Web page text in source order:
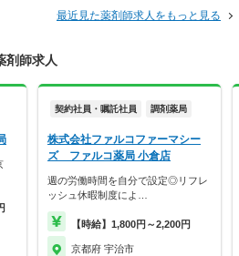
最近見た薬剤師求人をもっと見る
剤師求人
契約社員・嘱託社員 調剤薬局
株式会社ファルコファーマシー
ズ ファルコ薬局 小倉店
週の労働時間を自分で設定◎リフレ
ッシュ休暇制度によ…
【時給】1,800円～2,200円
京都府 宇治市